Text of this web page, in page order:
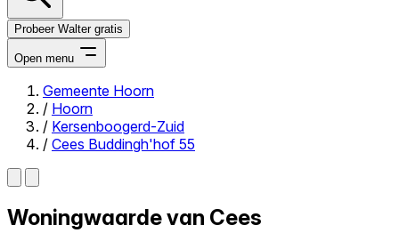
Probeer Walter gratis
Open menu
Close menu
Zelf kopen
Gemeente Hoorn
/ Hoorn
/ Kersenboogerd-Zuid
/ Cees Buddingh'hof 55
Woningwaarde van Cees